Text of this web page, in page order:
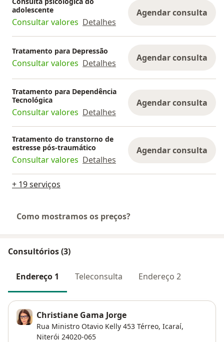
adolescente
Consultar valores Detalhes
Agendar consulta
Tratamento para Depressão
Consultar valores Detalhes Agendar consulta
Tratamento para Dependência
Tecnológica
Consultar valores Detalhes
Agendar consulta
Tratamento do transtorno de
estresse pós-traumático
Consultar valores Detalhes
Agendar consulta
+ 19 serviços
Como mostramos os preços?
Consultórios (3)
Endereço 1 Teleconsulta Endereço 2
Christiane Gama Jorge
Rua Ministro Otavio Kelly 453 Térreo, Icaraí,
Niterói 24020-065